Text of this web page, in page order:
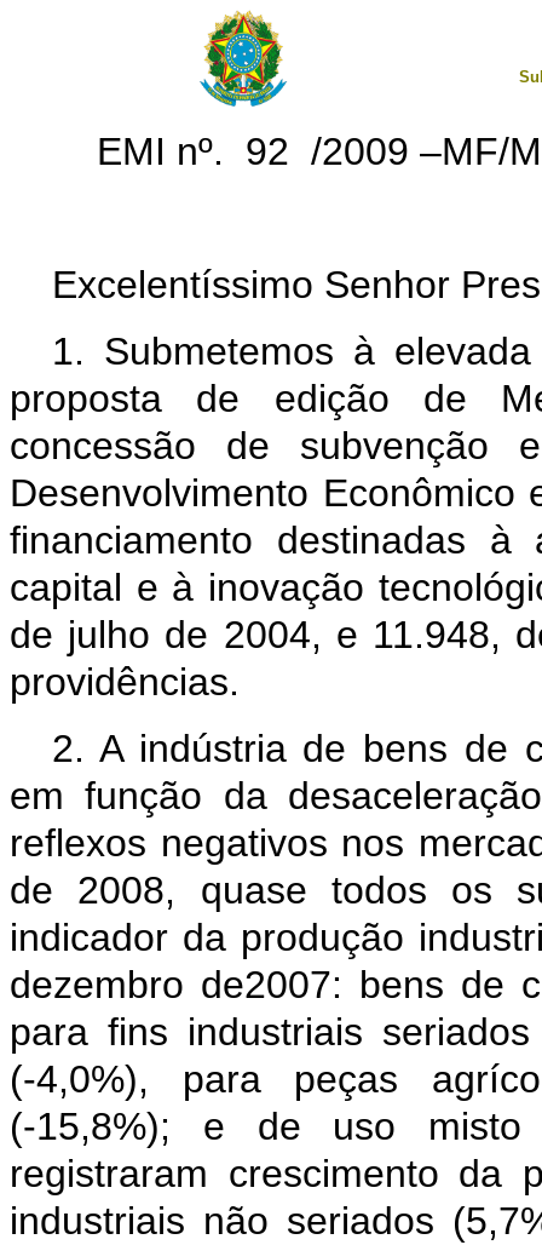
EMI nº. 92 /2009 –MF/
Excelentíssimo Senhor
1. Submetemos à
proposta de edição de
concessão de subvenção
Desenvolvimento
financiamento destinadas
capital e à inovação
de julho de 2004, e 11.948,
providências.
2. A indústria de bens de
em função da
reflexos negativos nos
de 2008, quase todos os
indicador da produção
dezembro de2007: bens de
para fins industriais
(-4,0%), para peças
(-15,8%); e de uso misto
registraram crescimento da
industriais não seriados